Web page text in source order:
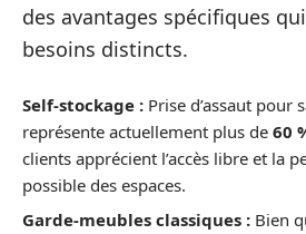
des avantages spécifiques
besoins distincts.
Self-stockage : Prise d’assaut pour
représente actuellement plus de 60
clients apprécient l’accès libre et la
possible des espaces.
Garde-meubles classiques : Bien